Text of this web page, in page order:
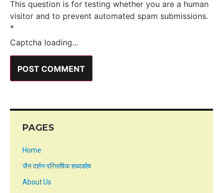
This question is for testing whether you are a human
visitor and to prevent automated spam submissions.
*
Captcha loading...
PAGES
Home
जैन दर्शन परिभाषिक शब्दकोष
About Us